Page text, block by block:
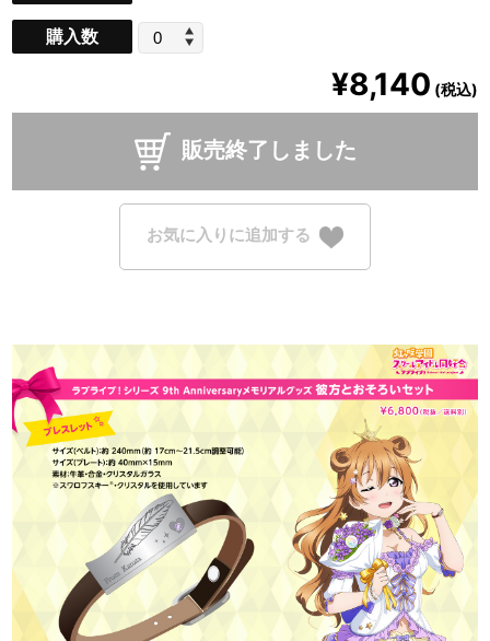
購入数
¥8,140 (税込)
販売終了しました
お気に入りに追加する